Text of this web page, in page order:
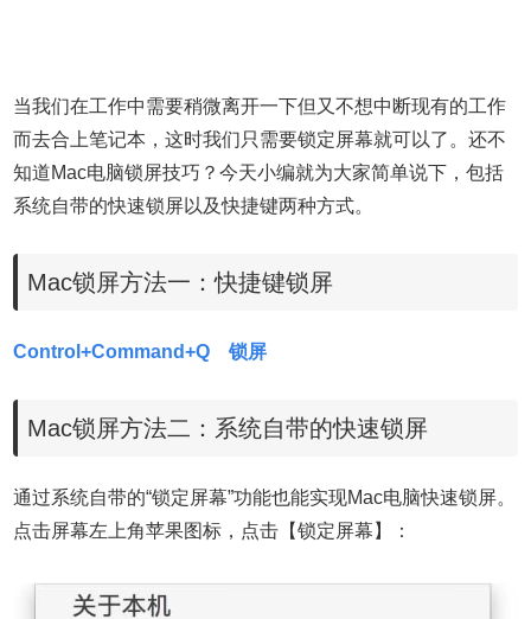
当我们在工作中需要稍微离开一下但又不想中断现有的工作
而去合上笔记本，这时我们只需要锁定屏幕就可以了。还不
知道Mac电脑锁屏技巧？今天小编就为大家简单说下，包括
系统自带的快速锁屏以及快捷键两种方式。
Mac锁屏方法一：快捷键锁屏
Control+Command+Q 锁屏
Mac锁屏方法二： 系统自带的快速锁屏
通过系统自带的“锁定屏幕”功能也能实现Mac电脑快速锁屏。
点击屏幕左上角苹果图标，点击【锁定屏幕】：